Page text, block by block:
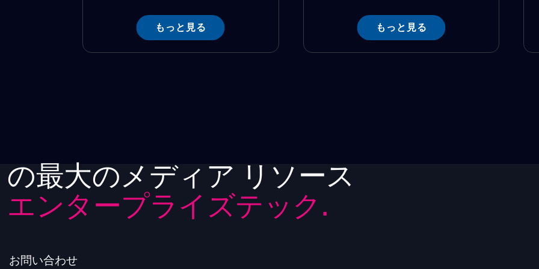
もっと見る もっと見る
の最大のメディア リソース
エンタープライズテック.
お問い合わせ